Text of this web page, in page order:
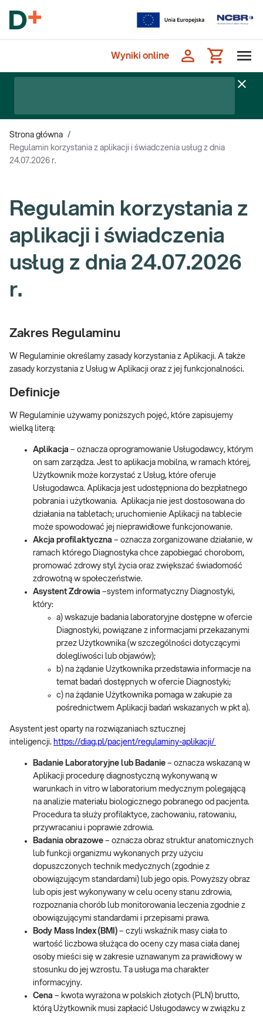
Wyniki online
Strona główna /
Regulamin korzystania z aplikacji i świadczenia usług z dnia
24.07.2026 r.
Regulamin korzystania z
aplikacji i świadczenia
usług z dnia 24.07.2026
r.
Zakres Regulaminu
W Regulaminie określamy zasady korzystania z Aplikacji. A także
zasady korzystania z Usług w Aplikacji oraz z jej funkcjonalności.
Definicje
W Regulaminie używamy poniższych pojęć, które zapisujemy
wielką literą:
Aplikacja – oznacza oprogramowanie Usługodawcy, którym
on sam zarządza. Jest to aplikacja mobilna, w ramach której,
Użytkownik może korzystać z Usług, które oferuje
Usługodawca. Aplikacja jest udostępniona do bezpłatnego
pobrania i użytkowania. Aplikacja nie jest dostosowana do
działania na tabletach; uruchomienie Aplikacji na tablecie
może spowodować jej nieprawidłowe funkcjonowanie.
Akcja profilaktyczna – oznacza zorganizowane działanie, w
ramach którego Diagnostyka chce zapobiegać chorobom,
promować zdrowy styl życia oraz zwiększać świadomość
zdrowotną w społeczeństwie.
Asystent Zdrowia –system informatyczny Diagnostyki,
który:
a) wskazuje badania laboratoryjne dostępne w ofercie
Diagnostyki, powiązane z informacjami przekazanymi
przez Użytkownika (w szczególności dotyczącymi
dolegliwości lub objawów);
b) na żądanie Użytkownika przedstawia informacje na
temat badań dostępnych w ofercie Diagnostyki;
c) na żądanie Użytkownika pomaga w zakupie za
pośrednictwem Aplikacji badań wskazanych w pkt a).
Asystent jest oparty na rozwiązaniach sztucznej
inteligencji. https://diag.pl/pacjent/regulaminy-aplikacji/
Badanie Laboratoryjne lub Badanie – oznacza wskazaną w
Aplikacji procedurę diagnostyczną wykonywaną w
warunkach in vitro w laboratorium medycznym polegającą
na analizie materiału biologicznego pobranego od pacjenta.
Procedura ta służy profilaktyce, zachowaniu, ratowaniu,
przywracaniu i poprawie zdrowia.
Badania obrazowe – oznacza obraz struktur anatomicznych
lub funkcji organizmu wykonanych przy użyciu
dopuszczonych technik medycznych (zgodnie z
obowiązującym standardami) lub jego opis. Powyższy obraz
lub opis jest wykonywany w celu oceny stanu zdrowia,
rozpoznania chorób lub monitorowania leczenia zgodnie z
obowiązującymi standardami i przepisami prawa.
Body Mass Index (BMI) – czyli wskaźnik masy ciała to
wartość liczbowa służąca do oceny czy masa ciała danej
osoby mieści się w zakresie uznawanym za prawidłowy w
stosunku do jej wzrostu. Ta usługa ma charakter
informacyjny.
Cena – kwota wyrażona w polskich złotych (PLN) brutto,
którą Użytkownik musi zapłacić Usługodawcy w związku z